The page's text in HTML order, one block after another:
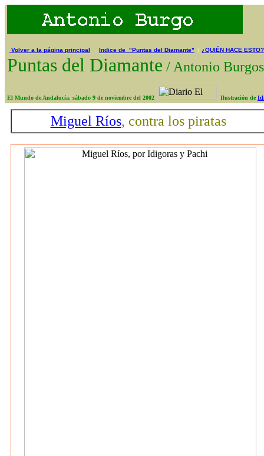
Volver a la página principal Indice de "Puntas del Diamante" | ¿QUIÉN HACE ESTO?
Puntas del Diamante / Antonio
El Mundo de Andalucía, sábado 9 de noviembre del 2002 Ilustración de
Miguel Ríos, contra los piratas